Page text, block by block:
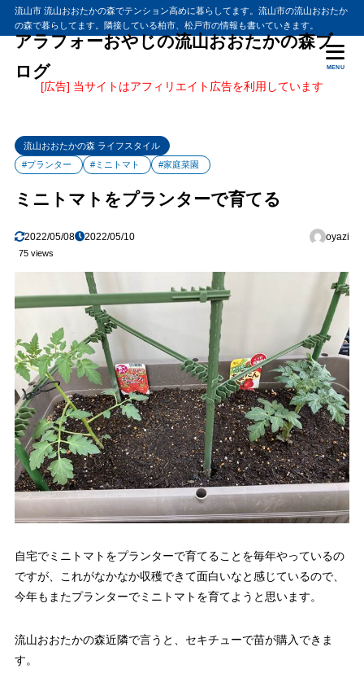
流山市 流山おおたかの森でテンション高めに暮らしてます。流山市の流山おおたか
の森で暮らしてます。隣接している柏市、松戸市の情報も書いていきます。
アラフォーおやじの流山おおたかの森ブ
ログ
MENU
[広告] 当サイトはアフィリエイト広告を利用しています
流山おおたかの森 ライフスタイル
#プランター
#ミニトマト #家庭菜園
ミニトマトをプランターで育てる
2022/05/08 2022/05/10 oyazi
75 views
自宅でミニトマトをプランターで育てることを毎年やっているの
ですが、これがなかなか収穫できて面白いなと感じているので、
今年もまたプランターでミニトマトを育てようと思います。
流山おおたかの森近隣で言うと、セキチューで苗が購入できま
す。